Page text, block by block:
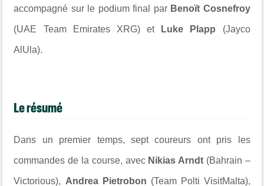
accompagné sur le podium final par Benoït Cosnefroy
(UAE Team Emirates XRG) et Luke Plapp (Jayco
AlUla).
Le résumé
Dans un premier temps, sept coureurs ont pris les
commandes de la course, avec Nikias Arndt (Bahrain –
Victorious), Andrea Pietrobon (Team Polti VisitMalta),